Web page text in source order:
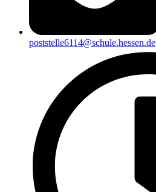
poststelle6114@schule.hessen.de